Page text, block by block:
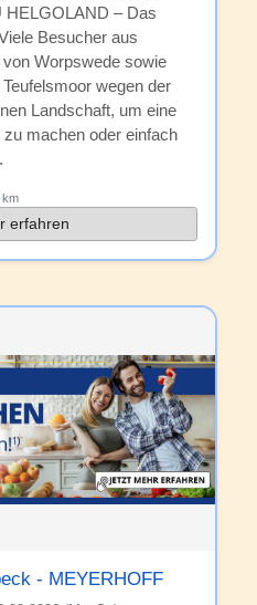
HELGOLAND – Das
Besucher aus
Worpswede sowie
wegen der
Landschaft, um eine
machen oder einfach
km
erfahren
- MEYERHOFF